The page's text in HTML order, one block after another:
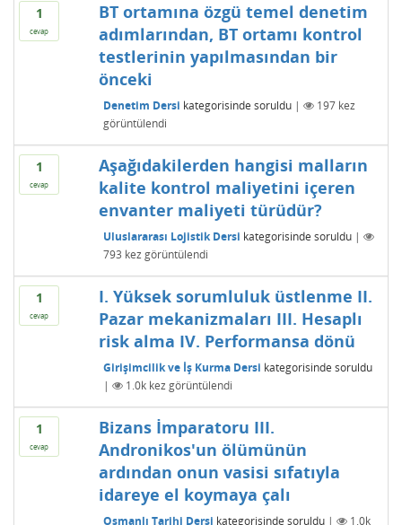
1
cevap
BT ortamına özgü temel denetim
adımlarından, BT ortamı kontrol
testlerinin yapılmasından bir
önceki
Denetim Dersi kategorisinde soruldu | 197kez
görüntülendi
1
cevap
Aşağıdakilerden hangisi malların
kalite kontrol maliyetini içeren
envanter maliyeti türüdür?
Uluslararası Lojistik Dersi kategorisinde soruldu |
793 kez görüntülendi
1
cevap
I. Yüksek sorumluluk üstlenme II.
Pazar mekanizmaları III. Hesaplı
risk alma IV. Performansa dönü
Girişimcilik ve İş Kurma Dersi kategorisinde soruldu
|
1.0kkez görüntülendi
1
cevap
Bizans İmparatoru III.
Andronikos'un ölümünün
ardından onun vasisi sıfatıyla
idareye el koymaya çalı
Osmanlı Tarihi Dersi kategorisinde soruldu | 1.0k